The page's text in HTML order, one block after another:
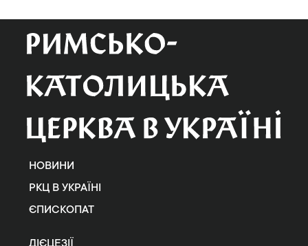
НОВИНИ
РКЦ В УКРАЇНІ
ЄПИСКОПАТ